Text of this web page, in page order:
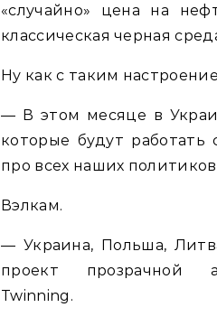
«случайно» цена на
классическая черная
Ну как с таким
— В этом месяце в
которые будут
про всех наших
Вэлкам.
— Украина, Польша,
проект прозрачной
Twinning.